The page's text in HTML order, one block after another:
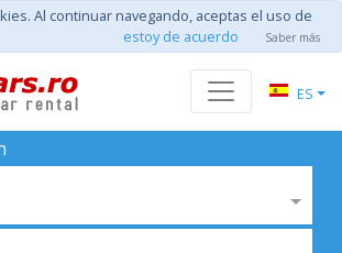
Al continuar navegando, aceptas el uso de
estoy de acuerdo Saber más
ES